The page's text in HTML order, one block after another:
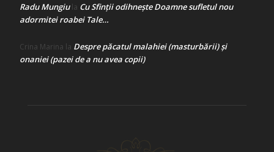
Radu Mungiula Cu Sfinții odihnește Doamne sufletul nou
adormitei roabei Tale…
Crina Marina la Despre păcatul malahiei (masturbării) şi
onaniei (pazei de a nu avea copii)